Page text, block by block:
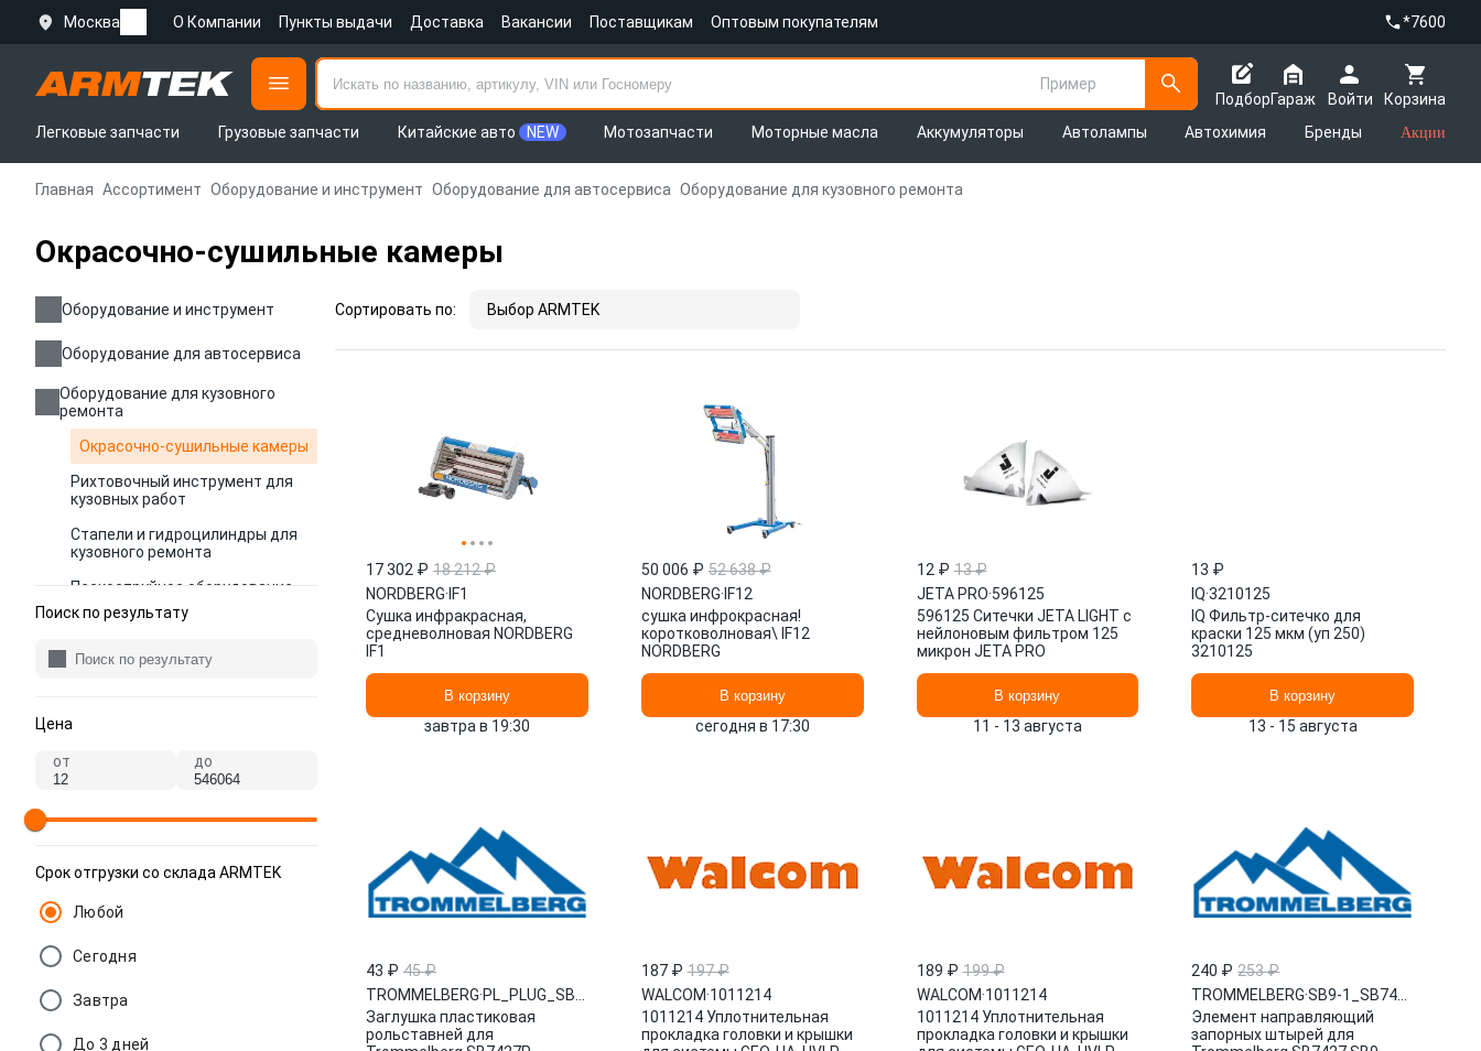
Москва О Компании Пункты выдачи Доставка Вакансии Поставщикам Оптовым покупателям *7600
Пример
Подбор
Корзина
Гараж
Войти
Легковые запчасти
Грузовые запчасти Китайские авто NEW Мотозапчасти Моторные масла Аккумуляторы Автолампы Автохимия Бренды Акции
Главная Ассортимент Оборудование и инструмент Оборудование для автосервиса Оборудование для кузовного ремонта
Окрасочно-сушильные камеры
Оборудование и инструмент
Оборудование для автосервиса
Оборудование для кузовного
ремонта
Окрасочно-сушильные камеры
Рихтовочный инструмент для
кузовных работ
Стапели и гидроцилиндры для
кузовного ремонта
Пескоструйное оборудование
Поиск по результату
Цена
от до
Срок отгрузки со склада ARMTEK
Любой
Сегодня
Завтра
До 3 дней
Сортировать по: Выбор ARMTEK
17 302 ₽ 18 212 ₽
NORDBERG· IF1
Сушка инфракрасная,
средневолновая NORDBERG
IF1
В корзину
завтра в 19:30
50 006 ₽ 52 638 ₽
NORDBERG· IF12
сушка инфрокрасная!
коротковолновая\ IF12
NORDBERG
В корзину
сегодня в 17:30
12 ₽ 13 ₽
JETA PRO·596125
596125 Ситечки JETA LIGHT с
нейлоновым фильтром 125
микрон JETA PRO
В корзину
11 - 13 августа
13 ₽
IQ·3210125
IQ Фильтр-ситечко для
краски 125 мкм (уп 250)
3210125
В корзину
13 - 15 августа
43 ₽ 45 ₽
TROMMELBERG·
Заглушка пластиковая
рольставней для
187 ₽ 197 ₽
WALCOM·1011214
1011214 Уплотнительная
прокладка головки и крышки
189 ₽ 199 ₽
WALCOM·1011214
1011214 Уплотнительная
прокладка головки и крышки
240 ₽ 253 ₽
TROMMELBERG·
Элемент направляющий
запорных штырей для